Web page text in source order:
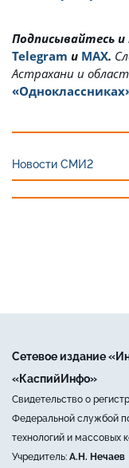
Подписывайтесь
Telegram и MAX.
Астрахани и
Новости СМИ2
Сетевое издание
«КаспийИнфо»
Свидетельство о
Федеральной службой
технологий и массовых
Учредитель: А.Н. Нечаев